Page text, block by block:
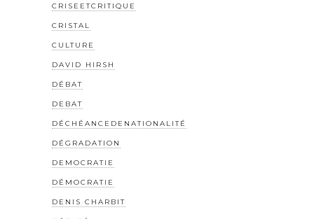
CRISEETCRITIQUE
CRISTAL
CULTURE
DAVID HIRSH
DÉBAT
DEBAT
DÉCHÉANCEDENATIONALITÉ
DÉGRADATION
DEMOCRATIE
DÉMOCRATIE
DENIS CHARBIT